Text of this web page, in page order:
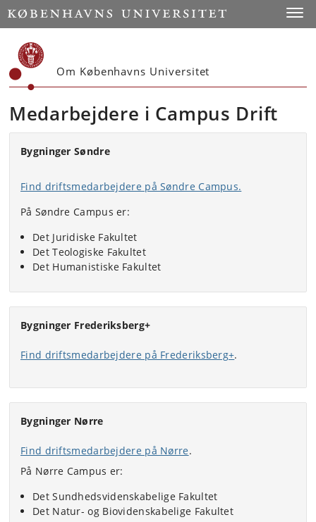
Start
Om Københavns Universitet
Medarbejdere i Campus Drift
Bygninger Søndre
Find driftsmedarbejdere på Søndre Campus.
På Søndre Campus er:
Det Juridiske Fakultet
Det Teologiske Fakultet
Det Humanistiske Fakultet
Bygninger Frederiksberg+
Find driftsmedarbejdere på Frederiksberg+.
Bygninger Nørre
Find driftsmedarbejdere på Nørre.
På Nørre Campus er:
Det Sundhedsvidenskabelige Fakultet
Det Natur- og Biovidenskabelige Fakultet